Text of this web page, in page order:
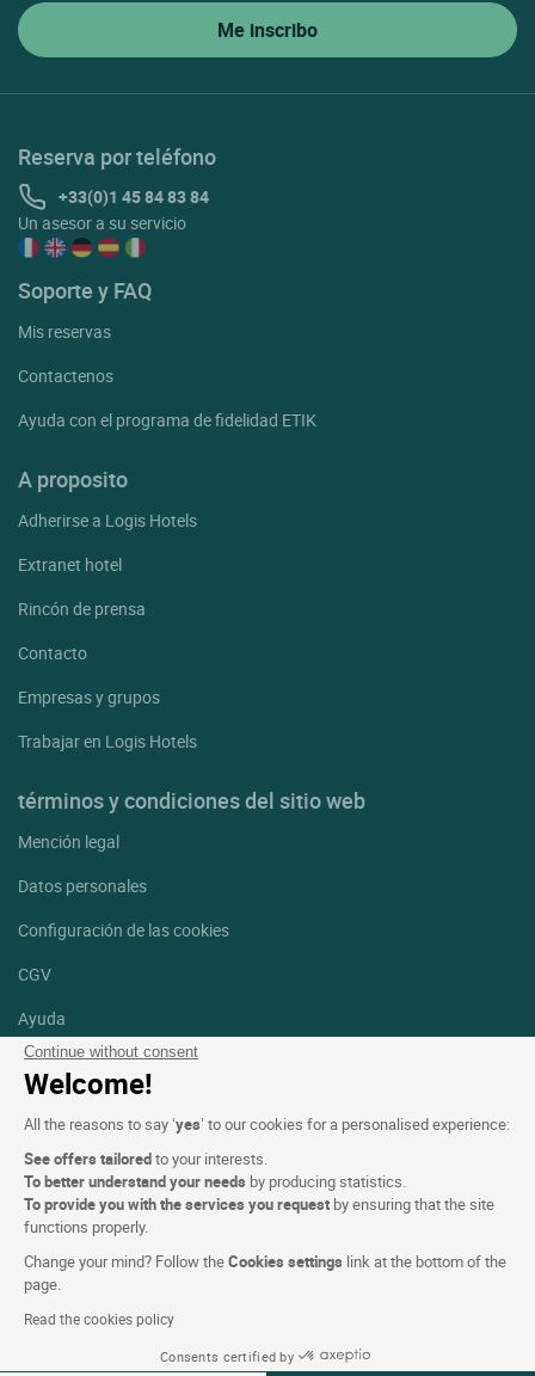
Continue without consent
Welcome!
All the reasons to say ‘yes’ to our cookies for a personalised experience:
See offers tailoredto your interests.
To better understand your needs by producing statistics.
To provide you with the services you request by ensuring that the site
functions properly.
Change your mind? Follow theCookies settings link at the bottom of the
page.
Read the cookies policy
Consents certified by
Reserva por teléfono
+33(0)1 45 84 83 84
Un asesor a su servicio
Soporte y FAQ
Mis reservas
Contactenos
Ayuda con el programa de fidelidad ETIK
A proposito
Adherirse a Logis Hotels
Extranet hotel
Rincón de prensa
Contacto
Empresas y grupos
Trabajar en Logis Hotels
términos y condiciones del sitio web
Mención legal
Datos personales
Configuración de las cookies
CGV
Ayuda
Mapa del sitio
fotografías
Síguenos
Facebook
Instagram
Linkedin